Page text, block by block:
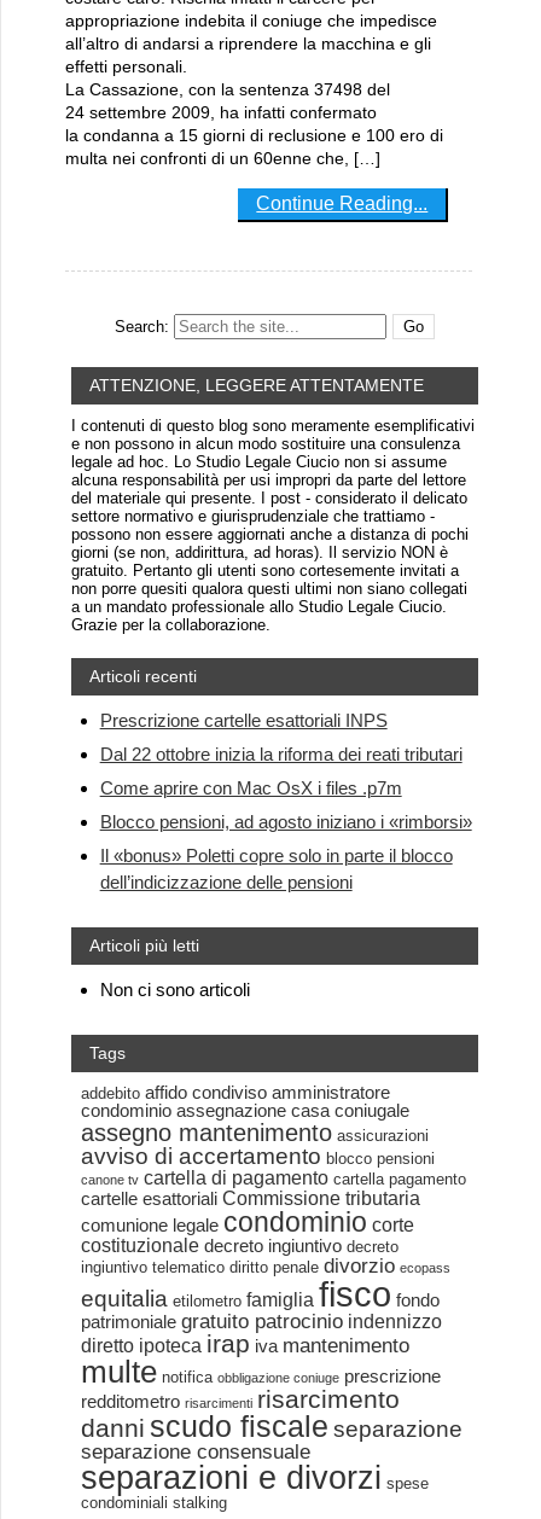
appropriazione indebita il coniuge che impedisce
all’altro di andarsi a riprendere la macchina e gli
effetti personali.
La Cassazione, con la sentenza 37498 del
24 settembre 2009, ha infatti confermato
la condanna a 15 giorni di reclusione e 100 ero di
multa nei confronti di un 60enne che, […]
Continue Reading...
Search:
ATTENZIONE, LEGGERE ATTENTAMENTE
I contenuti di questo blog sono meramente esemplificativi
e non possono in alcun modo sostituire una consulenza
legale ad hoc. Lo Studio Legale Ciucio non si assume
alcuna responsabilità per usi impropri da parte del lettore
del materiale qui presente. I post - considerato il delicato
settore normativo e giurisprudenziale che trattiamo -
possono non essere aggiornati anche a distanza di pochi
giorni (se non, addirittura, ad horas). Il servizio NON è
gratuito. Pertanto gli utenti sono cortesemente invitati a
non porre quesiti qualora questi ultimi non siano collegati
a un mandato professionale allo Studio Legale Ciucio.
Grazie per la collaborazione.
Articoli recenti
Prescrizione cartelle esattoriali INPS
Dal 22 ottobre inizia la riforma dei reati tributari
Come aprire con Mac OsX i files .p7m
Blocco pensioni, ad agosto iniziano i «rimborsi»
Il «bonus» Poletti copre solo in parte il blocco
dell’indicizzazione delle pensioni
Articoli più letti
Non ci sono articoli
Tags
addebito affido condiviso amministratore
condominio assegnazione casa coniugale
assegno mantenimento assicurazioni
avviso di accertamento blocco pensioni
canone tv cartella di pagamento cartella pagamento
cartelle esattoriali Commissione tributaria
comunione legale condominio corte
costituzionale decreto ingiuntivo decreto
ingiuntivo telematico diritto penale divorzio ecopass
equitalia etilometro famiglia fisco fondo
patrimoniale gratuito patrocinio indennizzo
diretto ipoteca irap iva mantenimento
multe notifica obbligazione coniuge prescrizione
redditometro risarcimenti risarcimento
danni scudo fiscale separazione
separazione consensuale
separazioni e divorzi spese
condominiali stalking